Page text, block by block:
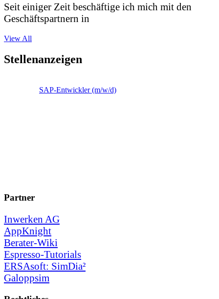
Seit einiger Zeit beschäftige ich mich mit den
Geschäftspartnern in
View All
Stellenanzeigen
SAP-Entwickler (m/w/d)
Partner
Inwerken AG
AppKnight
Berater-Wiki
Espresso-Tutorials
ERSAsoft: SimDia²
Galoppsim